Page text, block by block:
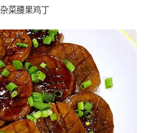
杂菜腰果鸡丁